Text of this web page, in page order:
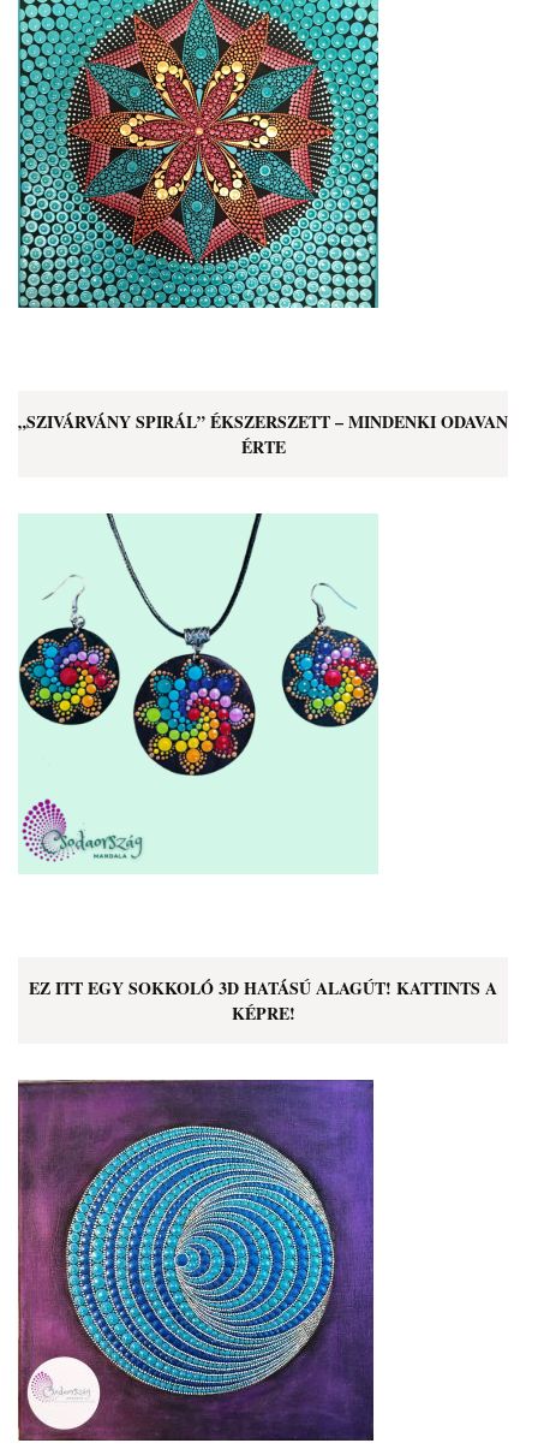
„SZIVÁRVÁNY SPIRÁL” ÉKSZERSZETT – MINDENKI ODAVAN
ÉRTE
EZ ITT EGY SOKKOLÓ 3D HATÁSÚ ALAGÚT! KATTINTS A
KÉPRE!